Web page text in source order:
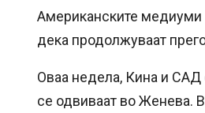
Американските медиуми
дека продолжуваат
Оваа недела, Кина и САД
се одвиваат во Женева.